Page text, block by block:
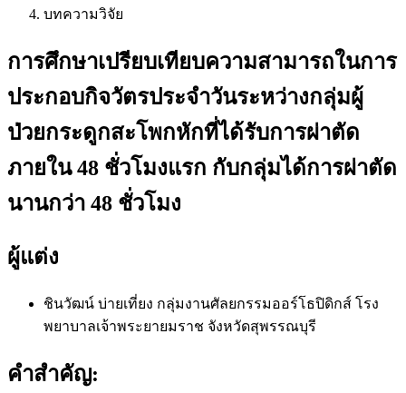
บทความวิจัย
การศึกษาเปรียบเทียบความสามารถในการ
ประกอบกิจวัตรประจำวันระหว่างกลุ่มผู้
ป่วยกระดูกสะโพกหักที่ได้รับการผ่าตัด
ภายใน 48 ชั่วโมงแรก กับกลุ่มได้การผ่าตัด
นานกว่า 48 ชั่วโมง
ผู้แต่ง
ชินวัฒน์ บ่ายเที่ยง กลุ่มงานศัลยกรรมออร์โธปิดิกส์ โรง
พยาบาลเจ้าพระยายมราช จังหวัดสุพรรณบุรี
คำสำคัญ: